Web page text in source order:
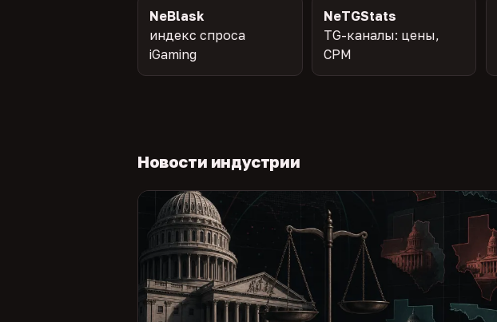
NeBlask
индекс спроса
iGaming
NeTGStats
TG-каналы: цены,
CPM
Новости индустрии